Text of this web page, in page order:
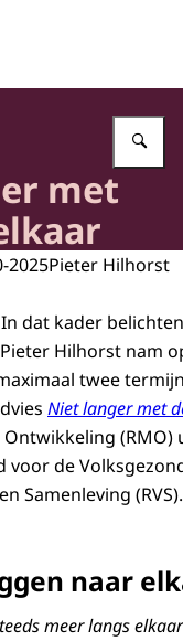
en
met
2025Pieter Hilhorst
dat kader
Hilhorst nam
twee
Niet langer met
(RMO)
voor de
Samenleving (RVS).
naar
meer langs